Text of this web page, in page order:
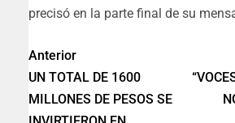
precisó en la parte final de su
Anterior
UN TOTAL DE 1600
MILLONES DE PESOS SE